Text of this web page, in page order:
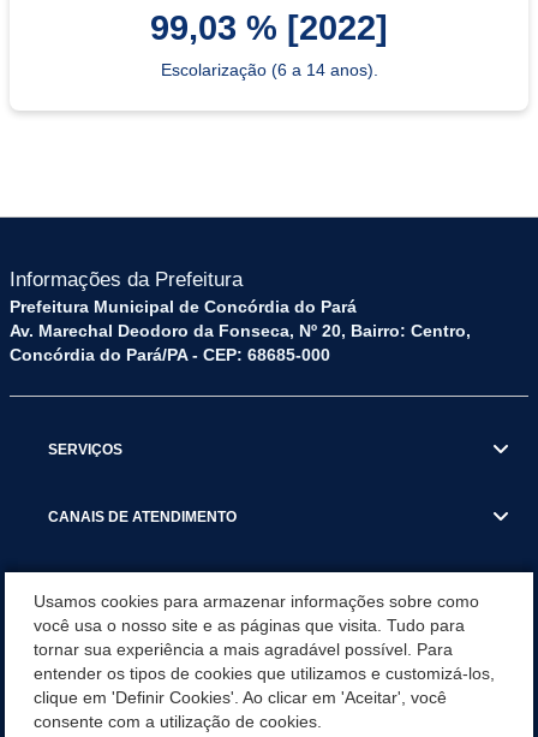
99,03 % [2022]
Escolarização (6 a 14 anos).
Informações da Prefeitura
Prefeitura Municipal de Concórdia do Pará
Av. Marechal Deodoro da Fonseca, Nº 20, Bairro: Centro,
Concórdia do Pará/PA - CEP: 68685-000
SERVIÇOS
CANAIS DE ATENDIMENTO
TRANSPARÊNCIA
NOTÍCIAS RECENTES
Usamos cookies para armazenar informações sobre como
você usa o nosso site e as páginas que visita. Tudo para
tornar sua experiência a mais agradável possível. Para
entender os tipos de cookies que utilizamos e customizá-los,
clique em 'Definir Cookies'. Ao clicar em 'Aceitar', você
consente com a utilização de cookies.